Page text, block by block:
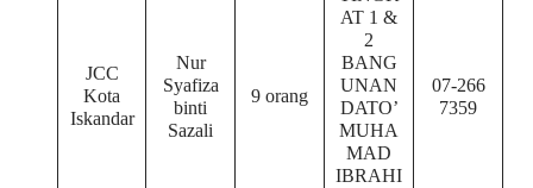
JCC
Kota
Iskandar
Nur
Syafiza
binti
Sazali
9 orang
AT 1 &
2
BANG
UNAN
DATO’
MUHA
MAD
IBRAHI
07-266
7359